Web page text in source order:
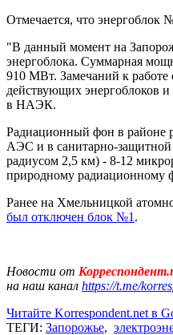
Отмечается, что энергоблок
"В данный момент на
энергоблока. Суммарная
910 МВт. Замечаний к работе
действующих энергоблоков
в НАЭК.
Радиационный фон в районе
АЭС и в санитарно-
радиусом 2,5 км) - 8-12
природному радиационному
Ранее на Хмельницкой
был отключен блок №1 .
Новости от
на наш канал https://t.me/
Читайте Korrespondent.net в
ТЕГИ: Запорожье,